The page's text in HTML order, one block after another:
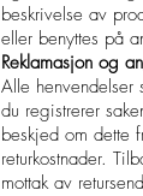
beskrivelse av
eller benyttes på
Reklamasjon og
Alle
du registrerer
beskjed om dette
returkostnader.
mottak av